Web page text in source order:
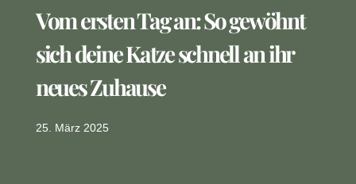
Vom ersten Tag an: So gewöhnt
sich deine Katze schnell an ihr
neues Zuhause
25. März 2025